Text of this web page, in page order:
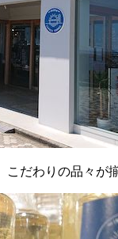
だわりの品々が